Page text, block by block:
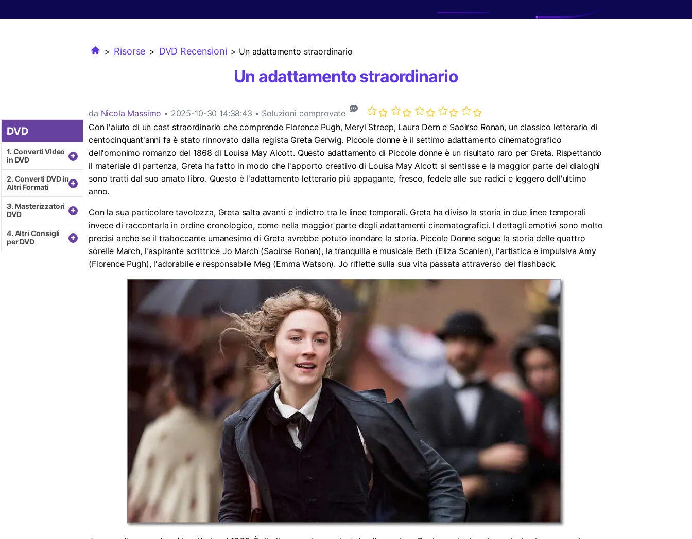
Informazioni di più
DVD
1. Converti Video
in DVD
+
2. Converti DVD in
Altri Formati
+
3. Masterizzatori
DVD
+
4. Altri Consigli
per DVD
+
DVD
1. Converti Video
in DVD
+
2. Converti DVD in
Altri Formati
+
3. Masterizzatori
DVD
+
4. Altri Consigli
per DVD
+
> Risorse > DVD Recensioni > Un adattamento straordinario
Un adattamento straordinario
da Nicola Massimo • 2025-10-30 14:38:43 • Soluzioni comprovate
Con l'aiuto di un cast straordinario che comprende Florence Pugh, Meryl Streep, Laura Dern e Saoirse Ronan, un classico letterario di
centocinquant'anni fa è stato rinnovato dalla regista Greta Gerwig. Piccole donne è il settimo adattamento cinematografico
dell'omonimo romanzo del 1868 di Louisa May Alcott. Questo adattamento di Piccole donne è un risultato raro per Greta. Rispettando
il materiale di partenza, Greta ha fatto in modo che l'apporto creativo di Louisa May Alcott si sentisse e la maggior parte dei dialoghi
sono tratti dal suo amato libro. Questo è l'adattamento letterario più appagante, fresco, fedele alle sue radici e leggero dell'ultimo
anno.
Con la sua particolare tavolozza, Greta salta avanti e indietro tra le linee temporali. Greta ha diviso la storia in due linee temporali
invece di raccontarla in ordine cronologico, come nella maggior parte degli adattamenti cinematografici. I dettagli emotivi sono molto
precisi anche se il traboccante umanesimo di Greta avrebbe potuto inondare la storia. Piccole Donne segue la storia delle quattro
sorelle March, l'aspirante scrittrice Jo March (Saoirse Ronan), la tranquilla e musicale Beth (Eliza Scanlen), l'artistica e impulsiva Amy
(Florence Pugh), l'adorabile e responsabile Meg (Emma Watson). Jo riflette sulla sua vita passata attraverso dei flashback.